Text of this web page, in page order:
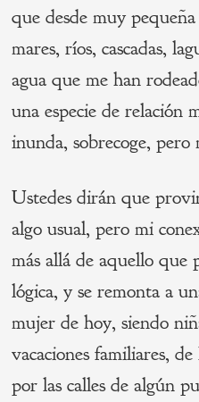
que desde muy
mares, ríos, cascadas,
agua que me han
una especie de relación
inunda, sobrecoge, pero
Ustedes dirán que
algo usual, pero mi
más allá de aquello que
lógica, y se remonta a
mujer de hoy, siendo
vacaciones familiares,
por las calles de algún